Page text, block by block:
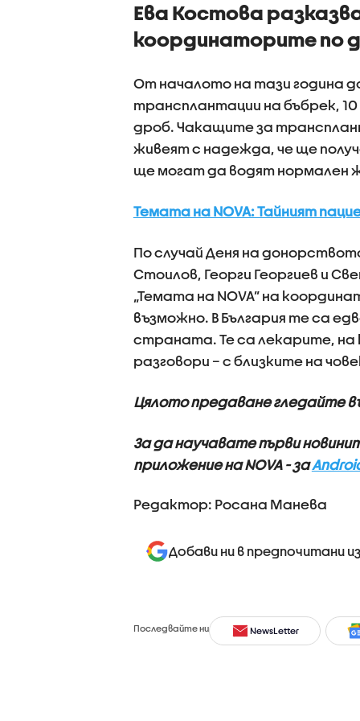
Ева Костова
координаторите по
От началото на тази година
трансплантации на бъбрек, 10
дроб. Чакащите за
живеят с надежда, че ще
ще могат да водят нормален
Темата на NOVA: Тайният
По случай Деня на
Стоилов, Георги Георгиев и
„Темата на NOVA” на
възможно. В България те са
страната. Те са лекарите,
разговори – с близките на
Цялото предаване гледайте
За да научавате първи
приложение на NOVA - за
Редактор: Росана Манева
Добави ни в предпочитани
Последвайте ни NewsLetter